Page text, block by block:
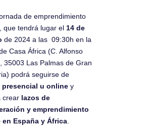
de emprendimiento
que tendrá lugar el 14 de
de 2024 a las 09:30h en la
Casa África (C. Alfonso
35003 Las Palmas de Gran
podrá seguirse de
presencial u online y
crear lazos de
y emprendimiento
en España y África